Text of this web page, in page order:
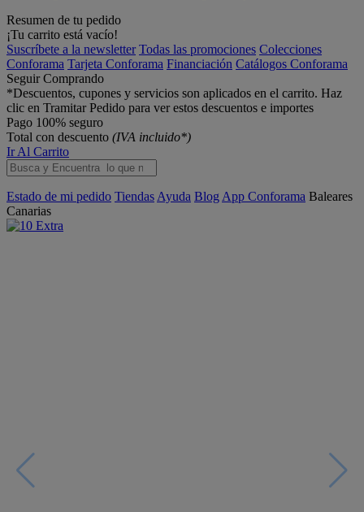
Resumen de tu pedido
¡Tu carrito está vacío!
Suscríbete a la newsletter Todas las promociones Colecciones
Conforama Tarjeta Conforama Financiación Catálogos Conforama
Seguir Comprando
*Descuentos, cupones y servicios son aplicados en el carrito. Haz
clic en Tramitar Pedido para ver estos descuentos e importes
Pago 100% seguro
Total con descuento (IVA incluido*)
Ir Al Carrito
Estado de mi pedido Tiendas Ayuda Blog App Conforama Baleares
Canarias